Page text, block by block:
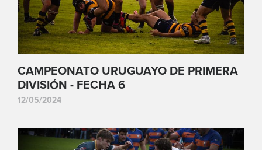
CAMPEONATO URUGUAYO DE PRIMERA
DIVISIÓN - FECHA 6
12/05/2024